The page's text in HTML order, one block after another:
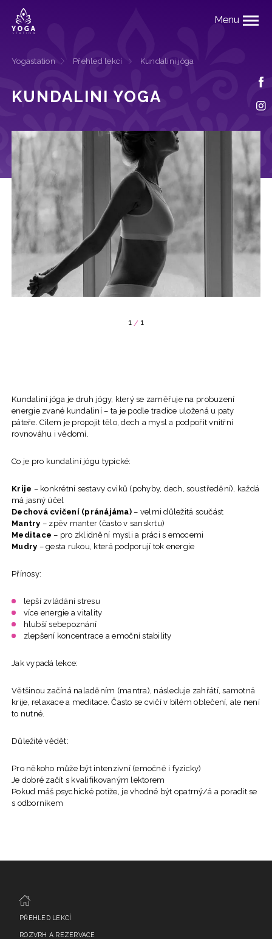
Menu
Yogastation Přehled lekcí Kundalini jóga
KUNDALINI YOGA
1 / 1
Kundaliní jóga je druh jógy, který se zaměřuje na probuzení
energie zvané kundaliní – ta je podle tradice uložená u paty
páteře. Cílem je propojit tělo, dech a mysl a podpořit vnitřní
rovnováhu i vědomí.
Co je pro kundaliní jógu typické:
Krije – konkrétní sestavy cviků (pohyby, dech, soustředění), každá
má jasný účel
Dechová cvičení (pránájáma)– velmi důležitá součást
Mantry – zpěv manter (často v sanskrtu)
Meditace – pro zklidnění mysli a práci s emocemi
Mudry – gesta rukou, která podporují tok energie
Přínosy:
lepší zvládání stresu
více energie a vitality
hlubší sebepoznání
zlepšení koncentrace a emoční stability
Jak vypadá lekce:
Většinou začíná naladěním (mantra), následuje zahřátí, samotná
krije, relaxace a meditace. Často se cvičí v bílém oblečení, ale není
to nutné.
Důležité vědět:
Pro někoho může být intenzivní (emočně i fyzicky)
Je dobré začít s kvalifikovaným lektorem
Pokud máš psychické potíže, je vhodné být opatrný/á a poradit se
s odborníkem
PŘEHLED LEKCÍ
ROZVRH A REZERVACE